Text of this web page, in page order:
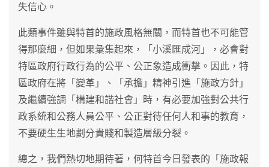
失信心。
此類事件雖與特首的施政風格無關，而特首也不可能管
得那麼細，但如果彙集起來，「小溪匯成河」，必會對
特區政府行政行為的公平、公正象造成衝擊。因此，特
區政府在將「變革」、「承擔」精神引進「施政方針」
及繼續強調「構建和諧社會」時，有必要加強對公共行
政系統和公務人員公平、公正對待任何人和事的教育，
不要硬生生地劃分貴賤和製造層級分裂。
總之，我們熱切地期待著，何特首今日發表的「施政報